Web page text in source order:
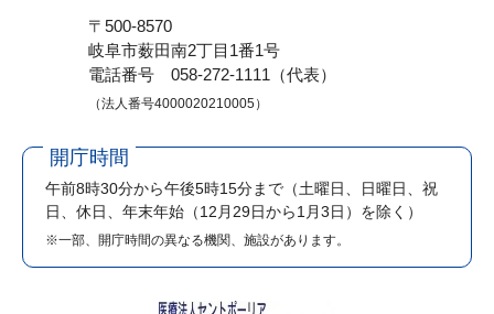
〒500-8570
岐阜市薮田南2丁目1番1号
電話番号 058-272-1111（代表）
（法人番号4000020210005）
開庁時間
午前8時30分から午後5時15分まで （土曜日、日曜日、祝
日、休日、年末年始（12月29日から1月3日）を除く）
※一部、開庁時間の異なる機関、施設があります。